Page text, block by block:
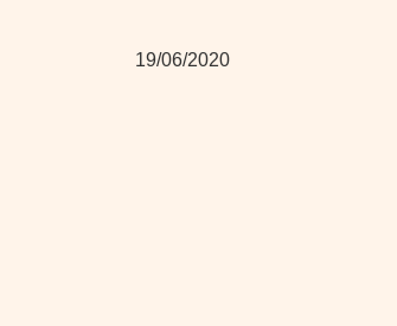
19/06/2020